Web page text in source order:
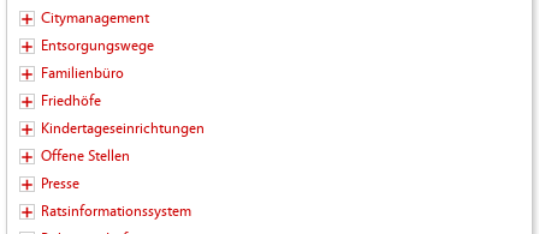
Citymanagement
Entsorgungswege
Familienbüro
Friedhöfe
Kindertageseinrichtungen
Offene Stellen
Presse
Ratsinformationssystem